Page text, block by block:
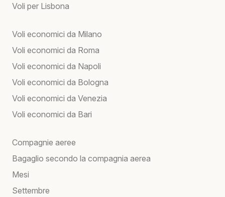
Voli per Lisbona
Voli economici da Milano
Voli economici da Roma
Voli economici da Napoli
Voli economici da Bologna
Voli economici da Venezia
Voli economici da Bari
Compagnie aeree
Bagaglio secondo la compagnia aerea
Mesi
Settembre